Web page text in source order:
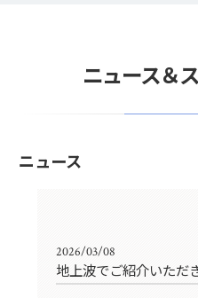
ニュース＆
ニュース
2026/03/08
地上波でご紹介いただ